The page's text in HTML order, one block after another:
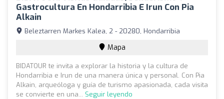
Gastrocultura En Hondarribia E Irun Con Pia
Alkain
Beleztarren Markes Kalea, 2 - 20280, Hondarribia
Mapa
BIDATOUR te invita a explorar la historia y la cultura de
Hondarribia e Irun de una manera única y personal. Con Pia
Alkain, arqueóloga y guía de turismo apasionada, cada visita
se convierte en una... Seguir leyendo